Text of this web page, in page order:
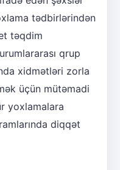
tədbirlərindən
təqdim
qrup
xidmətləri zorla
üçün mütəmadi
yoxlamalara
diqqət